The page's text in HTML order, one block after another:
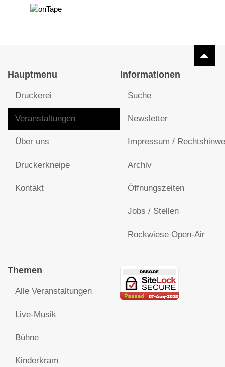
Hauptmenu
Druckerei
Veranstaltungen
Über uns
Druckerkneipe
Kontakt
Informationen
Suche
Newsletter
Impressum /
Archiv
Öffnungszeiten
Jobs / Stellen
Rockwiese Open-Air
Themen
Alle Veranstaltungen
Live-Musik
Bühne
Kinderkram